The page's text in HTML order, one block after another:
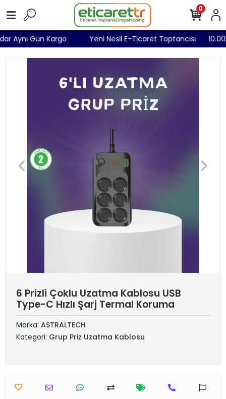
Aynı Gün Kargo Yeni Nesil E-Ticaret Toptancısı
0
6 Prizli Çoklu Uzatma Kablosu USB
Type-C Hızlı Şarj Termal Koruma
Marka: ASTRALTECH
Kategori: Grup Priz Uzatma Kablosu